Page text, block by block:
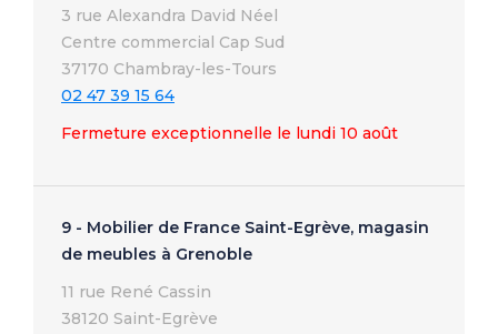
3 rue Alexandra David Néel
Centre commercial Cap Sud
37170 Chambray-les-Tours
02 47 39 15 64
Fermeture exceptionnelle le lundi 10 août
9 - Mobilier de France Saint-Egrève, magasin
de meubles à Grenoble
11 rue René Cassin
38120 Saint-Egrève